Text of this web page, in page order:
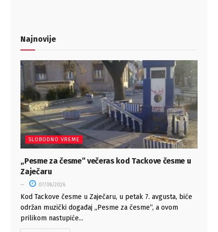
Najnovije
SLOBODNO VREME
„Pesme za česme“ večeras kod Tackove česme u
Zaječaru
07/08/2026
Kod Tackove česme u Zaječaru, u petak 7. avgusta, biće
održan muzički događaj „Pesme za česme“, a ovom
prilikom nastupiće...